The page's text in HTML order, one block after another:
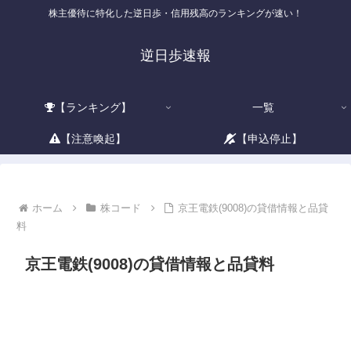
株主優待に特化した逆日歩・信用残高のランキングが速い！
逆日歩速報
【ランキング】 一覧
【注意喚起】 【申込停止】
ホーム 株コード
京王電鉄(9008)の貸借情報と品貸
料
京王電鉄(9008)の貸借情報と品貸料